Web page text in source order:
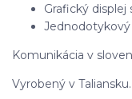
Grafický
Komunikácia v
Vyrobený v Taliansku.